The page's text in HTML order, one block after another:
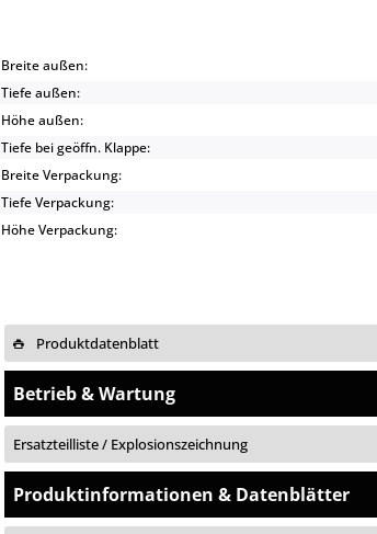
Breite außen:
Tiefe außen:
Höhe außen:
Tiefe bei geöffn. Klappe:
Breite Verpackung:
Tiefe Verpackung:
Höhe Verpackung:
Produktdatenblatt
Betrieb & Wartung
Ersatzteilliste / Explosionszeichnung
Produktinformationen & Datenblätter